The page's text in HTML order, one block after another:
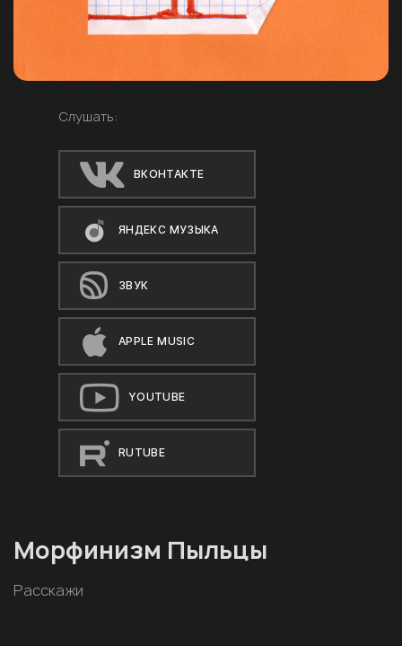
Слушать:
ВКОНТАКТЕ
ЯНДЕКС МУЗЫКА
ЗВУК
APPLE MUSIC
YOUTUBE
RUTUBE
Морфинизм Пыльцы
Расскажи